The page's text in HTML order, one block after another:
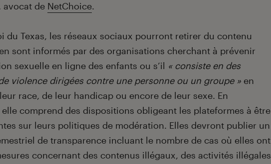
avocat de NetChoice.
du Texas, les réseaux sociaux pourront retirer du contenu
sont informés par des organisations cherchant à prévenir
sexuelle en ligne des enfants ou s’il « consiste en des
violence dirigées contre une personne ou un groupe » en
race, de leur handicap ou encore de leur sexe. En
elle comprend des dispositions obligeant les plateformes à être
sur leurs politiques de modération. Elles devront publier un
de transparence incluant le nombre de cas où elles ont
concernant des contenus illégaux, des activités illégales